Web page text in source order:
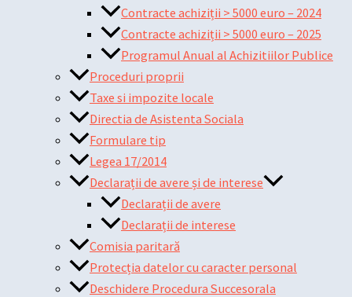
Contracte achiziții > 5000 euro – 2024
Contracte achiziții > 5000 euro – 2025
Programul Anual al Achizitiilor Publice
Proceduri proprii
Taxe si impozite locale
Directia de Asistenta Sociala
Formulare tip
Legea 17/2014
Declarații de avere și de interese
Declarații de avere
Declarații de interese
Comisia paritară
Protecția datelor cu caracter personal
Deschidere Procedura Succesorala